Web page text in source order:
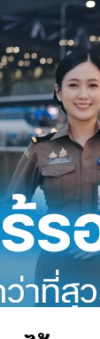
วัด กิจก
ข่าวรับสมัคร
องเที่ยว-2
จ/กิจกรรมผู้บัง
ท.3 ข่าวรั